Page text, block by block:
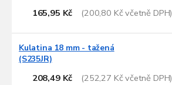
165,95 Kč (200,80 Kč včetně DPH)
Kulatina 18 mm - tažená
(S235JR)
208,49 Kč (252,27 Kč včetně DPH)